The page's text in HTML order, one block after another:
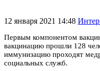
12 января 2021 14:48
Первым компонентом
вакцинацию прошли 128
иммунизацию проходят
социальных служб.